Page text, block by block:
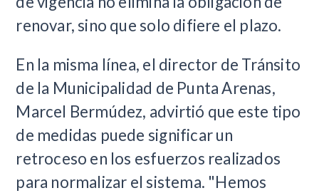
renovar, sino que solo difiere el plazo.
En la misma línea, el director de Tránsito
de la Municipalidad de Punta Arenas,
Marcel Bermúdez, advirtió que este tipo
de medidas puede significar un
retroceso en los esfuerzos realizados
para normalizar el sistema. "Hemos